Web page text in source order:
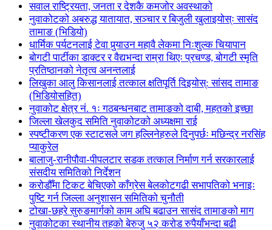
सवाल राष्ट्रियता, जनता र देशकै कमजोर अवस्थाको
नुवाकोटको अबरुद्ध यातायात, सञ्चार र बिजुली खुलाइयोस्ः सासंद
तामाङ (भिडियो)
धार्मिक पर्यटनलाई टेवा पुर्‍याउन महावै लेकमा निःशुल्क चियापान
बोगटी पार्टीका डाक्टर र वैद्यभन्दा राम्रा थिएः प्रचण्ड, बोगटी स्मृति
प्रतिष्ठानको नेतृत्व अनन्तलाई
लिखुका आलु किसानलाई तत्काल क्षतिपूर्ति दिइयोस्: सांसद तामाङ
(भिडियोसहित)
नुवाकोट क्षेत्र नं. १ः गठबन्धनबाट तामाङको दाबी, महतको इच्छा
जिल्ला खेलकुद समिति नुवाकोटको अध्यक्षमा राई
स्पष्टीकरण एक स्टाटसले जग हल्लिनेहरुले दिनुपर्छः मछिन्द्र नरसिंह
प्याकुरेल
बालाजु-रानीपौवा-पीपलटार सडक तत्काल निर्माण गर्न सरकारलाई
संसदीय समितिको निर्देशन
करोडौँमा टिकट बेचिएको काँग्रेस बेलकोटगढी सभापतिको भनाइः
पुष्टि गर्न जिल्ला अनुशासन समितिको चुनौती
टोखा-छहरे सुरुङमार्गको काम अघि बढाउन सासंद तामाङको माग
नुवाकोटका स्थानीय तहको बेरुजु ५२ करोड रुपैयाँभन्दा बढी